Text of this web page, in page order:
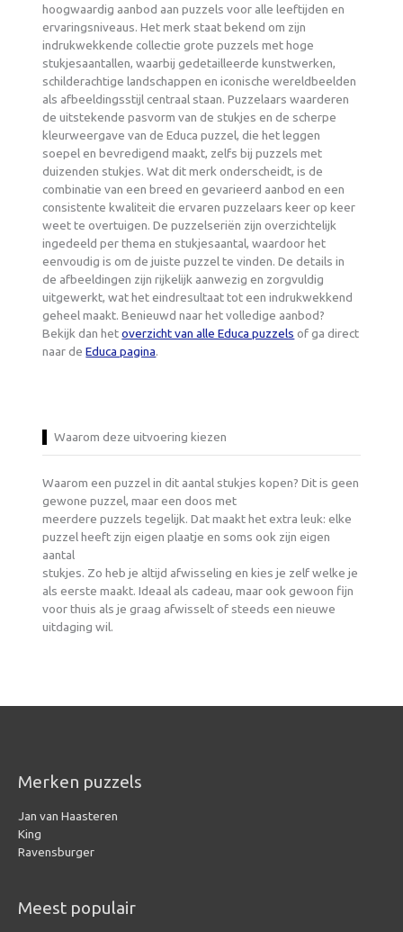
hoogwaardig aanbod aan puzzels voor alle leeftijden en
ervaringsniveaus. Het merk staat bekend om zijn
indrukwekkende collectie grote puzzels met hoge
stukjesaantallen, waarbij gedetailleerde kunstwerken,
schilderachtige landschappen en iconische wereldbeelden
als afbeeldingsstijl centraal staan. Puzzelaars waarderen
de uitstekende pasvorm van de stukjes en de scherpe
kleurweergave van de Educa puzzel, die het leggen
soepel en bevredigend maakt, zelfs bij puzzels met
duizenden stukjes. Wat dit merk onderscheidt, is de
combinatie van een breed en gevarieerd aanbod en een
consistente kwaliteit die ervaren puzzelaars keer op keer
weet te overtuigen. De puzzelseriën zijn overzichtelijk
ingedeeld per thema en stukjesaantal, waardoor het
eenvoudig is om de juiste puzzel te vinden. De details in
de afbeeldingen zijn rijkelijk aanwezig en zorgvuldig
uitgewerkt, wat het eindresultaat tot een indrukwekkend
geheel maakt. Benieuwd naar het volledige aanbod?
Bekijk dan hetoverzicht van alle Educa puzzels of ga direct
naar deEduca pagina.
Waarom deze uitvoering kiezen
Waarom een puzzel in dit aantal stukjes kopen? Dit is geen
gewone puzzel, maar een doos met
meerdere puzzels tegelijk. Dat maakt het extra leuk: elke
puzzel heeft zijn eigen plaatje en soms ook zijn eigen
aantal
stukjes. Zo heb je altijd afwisseling en kies je zelf welke je
als eerste maakt. Ideaal als cadeau, maar ook gewoon fijn
voor thuis als je graag afwisselt of steeds een nieuwe
uitdaging wil.
Merken puzzels
Jan van Haasteren
King
Ravensburger
Meest populair